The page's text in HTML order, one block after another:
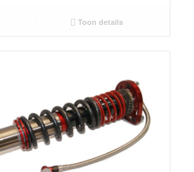
Toon details